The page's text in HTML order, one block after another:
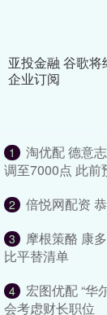
亚投金融 谷歌
企业订阅
1
淘优配 德意
调至7000点 此前
2 倍悦网配资
3
摩根策酪 康
比平替清单
4
宏图优配 “华
会考虑财长职位